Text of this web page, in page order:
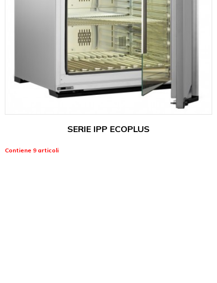
SERIE IPP ECOPLUS
Contiene 9 articoli